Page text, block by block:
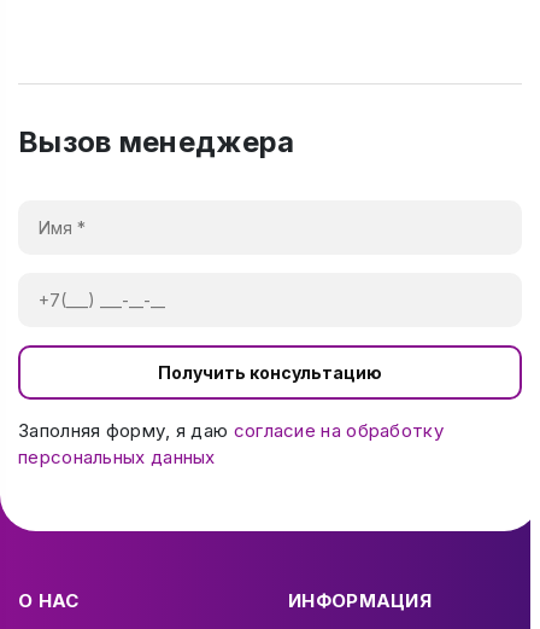
Вызов менеджера
Получить консультацию
Заполняя форму, я даю согласие на обработку
персональных данных
О НАС ИНФОРМАЦИЯ